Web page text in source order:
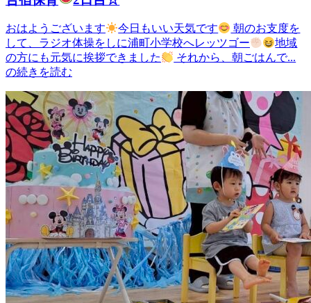
おはようございます 今日もいい天気です
朝のお支度を
して、ラジオ体操をしに浦町小学校へレッツゴー
地域
の方にも元気に挨拶できました
それから、朝ごはんで...
の続きを読む